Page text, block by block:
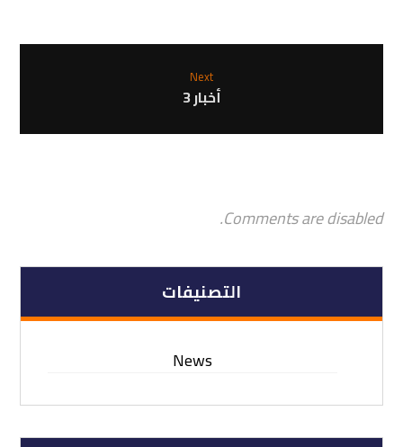
Next
أخبار 3
Comments are disabled.
التصنيفات
News